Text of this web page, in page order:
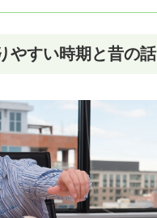
やすい時期と昔の話